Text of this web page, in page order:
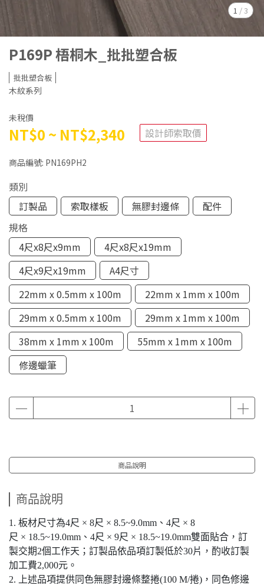
1 /3
P169P 梧桐木_批批塑合板
批批塑合板
木紋系列
未稅價
NT$0 ~ NT$2,340 設計師索取價
商品編號: PN169PH2
類別
訂製品
索取樣板 無膠封邊條
配件
規格
4尺x8尺x9mm
4尺x8尺x19mm
4尺x9尺x19mm
A4尺寸
22mm x 0.5mm x 100m
22mm x 1mm x 100m
29mm x 0.5mm x 100m
29mm x 1mm x 100m
38mm x 1mm x 100m
55mm x 1mm x 100m
修邊蠟筆
商品說明
商品說明
1. 板材尺寸為4尺 × 8尺 × 8.5~9.0mm、4尺 × 8
尺 × 18.5~19.0mm、4尺 × 9尺 × 18.5~19.0mm雙面貼合，訂
製交期2個工作天；訂製品依品項訂製低於30片，酌收訂製
加工費2,000元。
2. 上述品項提供同色無膠封邊條整捲(100 M/捲)，同色修邊